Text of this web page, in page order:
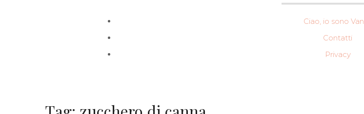
Ciao, io sono
Contatti
Privacy